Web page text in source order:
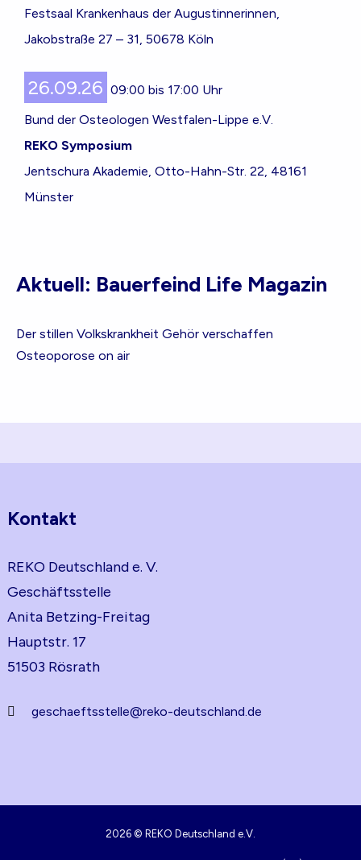
Festsaal Krankenhaus der Augustinnerinnen,
Jakobstraße 27 – 31, 50678 Köln
26.09.26 09:00 bis 17:00 Uhr
Bund der Osteologen Westfalen-Lippe e.V.
REKO Symposium
Jentschura Akademie, Otto-Hahn-Str. 22, 48161
Münster
Aktuell: Bauerfeind Life Magazin
Der stillen Volkskrankheit Gehör verschaffen
Osteoporose on air
Kontakt
REKO Deutschland e. V.
Geschäftsstelle
Anita Betzing-Freitag
Hauptstr. 17
51503 Rösrath
geschaeftsstelle@reko-deutschland.de
2026 © REKO Deutschland e.V.